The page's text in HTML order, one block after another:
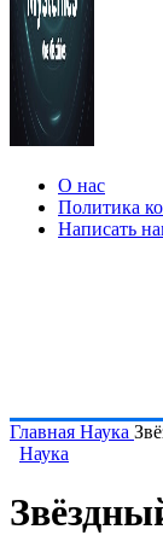
О нас
Политика
Написать
Главная Наука
Наука